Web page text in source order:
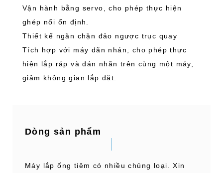
Vận hành bằng servo, cho phép thực hiện
ghép nối ổn định.
Thiết kế ngăn chặn đảo ngược trục quay
Tích hợp với máy dãn nhán, cho phép thực
hiện lắp ráp và dán nhãn trên cùng một máy,
giảm không gian lắp đặt.
Dòng sản phẩm
Máy lắp ống tiêm có nhiều chủng loại. Xin